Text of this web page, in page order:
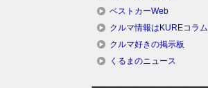
ベストカーWeb
クルマ情報はKUREコラム
クルマ好きの掲示板
くるまのニュース